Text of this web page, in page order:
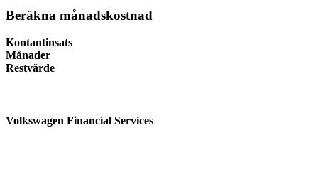
Beräkna månadskostnad
Kontantinsats
Månader
Restvärde
Volkswagen Financial Services